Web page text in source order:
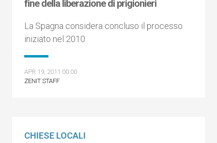
fine della liberazione di prigionieri
La Spagna considera concluso il processo
iniziato nel 2010
APR 19, 2011 00:00
ZENIT STAFF
CHIESE LOCALI